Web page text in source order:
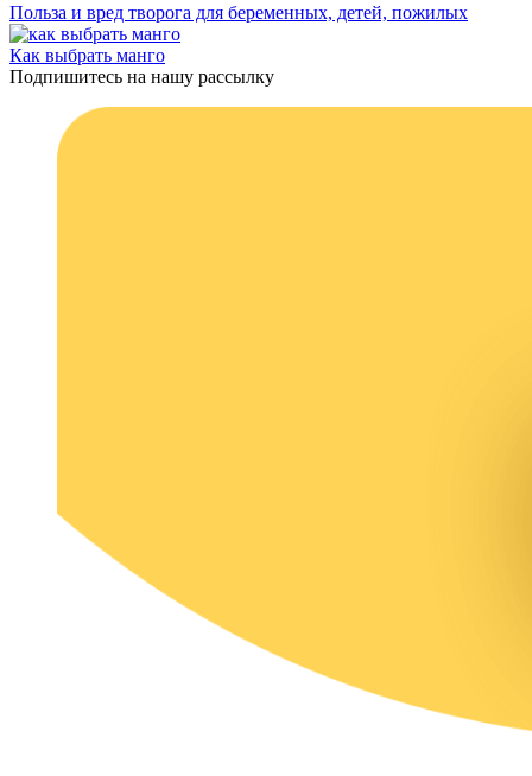
Польза и вред творога для беременных, детей, пожилых
Как выбрать манго
Подпишитесь на нашу рассылку